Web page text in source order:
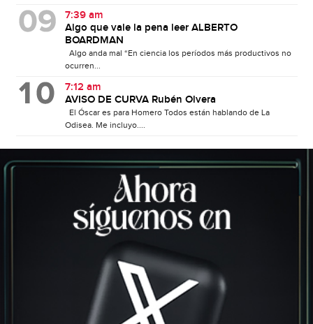
7:39 am
Algo que vale la pena leer ALBERTO
BOARDMAN
Algo anda mal “En ciencia los períodos más productivos no
ocurren...
7:12 am
AVISO DE CURVA Rubén Olvera
El Óscar es para Homero Todos están hablando de La
Odisea. Me incluyo....